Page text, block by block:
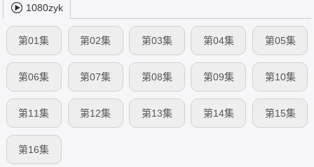
1080zyk
第01集 第02集 第03集 第04集 第05集
第06集 第07集 第08集 第09集 第10集
第11集 第12集 第13集 第14集 第15集
第16集